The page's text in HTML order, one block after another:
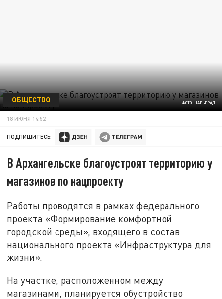
ФОТО: ЦАРЬГРАД
ОБЩЕСТВО
18 ИЮНЯ 14:52
ПОДПИШИТЕСЬ:
В Архангельске благоустроят территорию у
магазинов по нацпроекту
Работы проводятся в рамках федерального
проекта «Формирование комфортной
городской среды», входящего в состав
национального проекта «Инфраструктура для
жизни».
На участке, расположенном между
магазинами, планируется обустройство